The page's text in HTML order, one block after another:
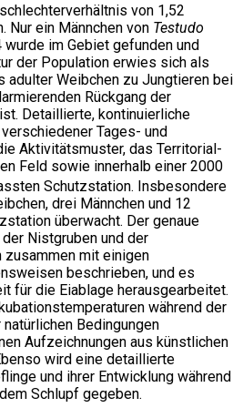
von 1,52
Nur ein Männchen von Testudo
wurde im Gebiet gefunden und
der Population erwies sich als
adulter Weibchen zu Jungtieren bei
Rückgang der
Detaillierte, kontinuierliche
Tages- und
Aktivitätsmuster, das Territorial-
Feld sowie innerhalb einer 2000
Schutzstation. Insbesondere
drei Männchen und 12
überwacht. Der genaue
Nistgruben und der
mit einigen
beschrieben, und es
für die Eiablage herausgearbeitet.
während der
Bedingungen
Aufzeichnungen aus künstlichen
wird eine detaillierte
und ihrer Entwicklung während
Schlupf gegeben.